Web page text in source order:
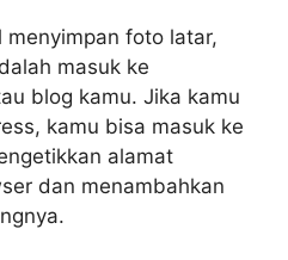
menyimpan foto latar,
masuk ke
blog kamu. Jika kamu
kamu bisa masuk ke
alamat
dan menambahkan